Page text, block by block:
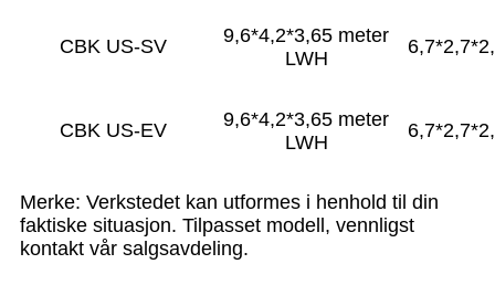
CBK US-SV
9,6*4,2*3,65 meter
LWH
CBK US-EV
9,6*4,2*3,65 meter
LWH
Merke: Verkstedet kan utformes i henhold til din
faktiske situasjon. Tilpasset modell, vennligst
kontakt vår salgsavdeling.